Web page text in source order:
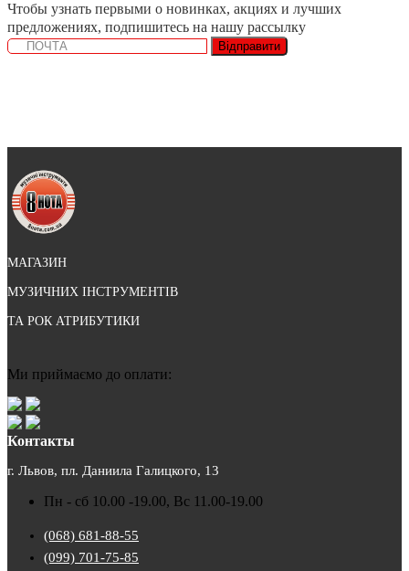
Чтобы узнать первыми о новинках, акциях и лучших
предложениях, подпишитесь на нашу рассылку
Відправити
МАГАЗИН
МУЗИЧНИХ ІНСТРУМЕНТІВ
ТА РОК АТРИБУТИКИ
Ми приймаємо до оплати:
Контакты
г. Львов, пл. Даниила Галицкого, 13
Пн - сб 10.00 -19.00, Вс 11.00-19.00
(068) 681-88-55
(099) 701-75-85